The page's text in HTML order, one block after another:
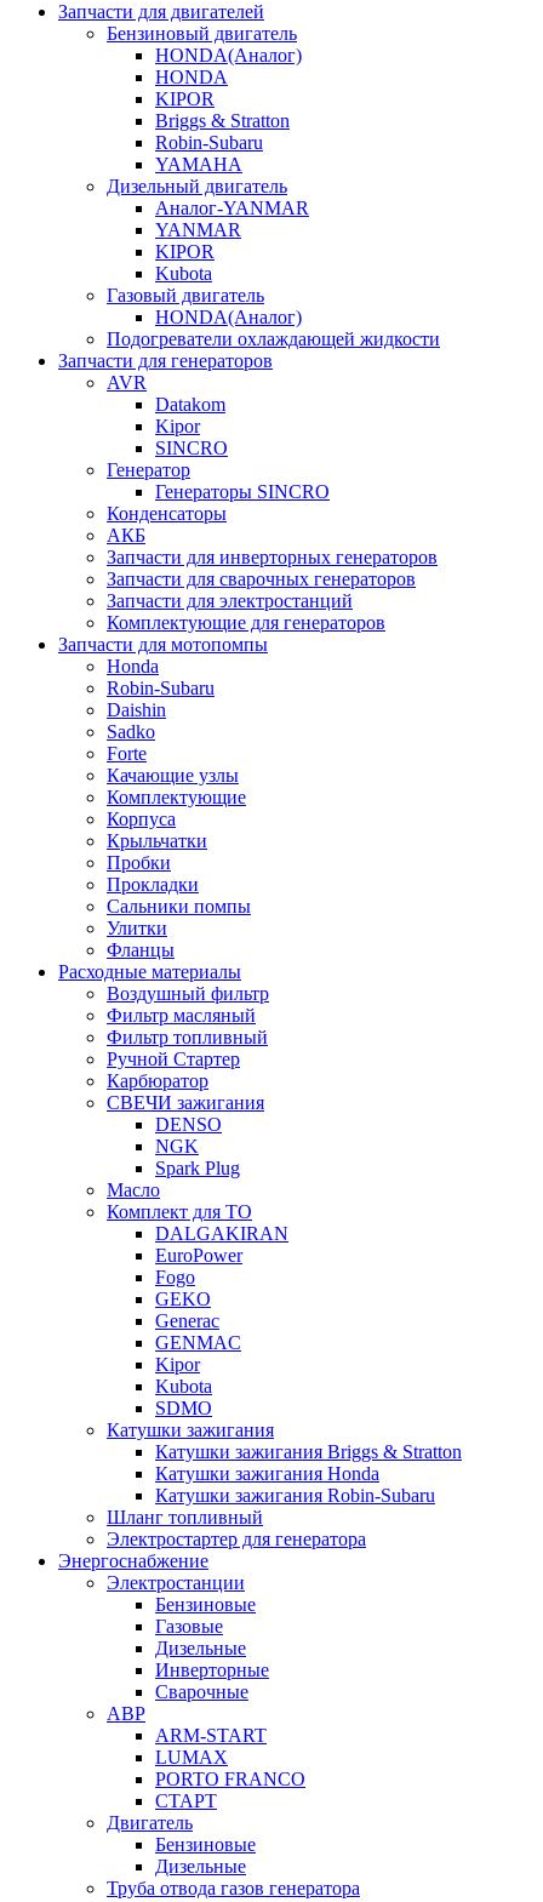
Запчасти для двигателей
Бензиновый двигатель
HONDA(Aналог)
HONDA
KIPOR
Briggs & Stratton
Robin-Subaru
YAMAHA
Дизельный двигатель
Аналог-YANMAR
YANMAR
KIPOR
Kubota
Газовый двигатель
HONDA(Aналог)
Подогреватели охлаждающей жидкости
Запчасти для генераторов
AVR
Datakom
Kipor
SINCRO
Генератор
Генераторы SINCRO
Конденсаторы
АКБ
Запчасти для инверторных генераторов
Запчасти для сварочных генераторов
Запчасти для электростанций
Комплектующие для генераторов
Запчасти для мотопомпы
Honda
Robin-Subaru
Daishin
Sadko
Forte
Качающие узлы
Комплектующие
Корпуса
Крыльчатки
Пробки
Прокладки
Сальники помпы
Улитки
Фланцы
Расходные материалы
Воздушный фильтр
Фильтр масляный
Фильтр топливный
Ручной Стартер
Карбюратор
СВЕЧИ зажигания
DENSO
NGK
Spark Plug
Масло
Комплект для ТО
DALGAKIRAN
EuroPower
Fogo
GEKO
Generac
GENMAC
Kipor
Kubota
SDMO
Катушки зажигания
Катушки зажигания Briggs & Stratton
Катушки зажигания Honda
Катушки зажигания Robin-Subaru
Шланг топливный
Электростартер для генератора
Энергоснабжение
Электростанции
Бензиновые
Газовые
Дизельные
Инверторные
Сварочные
АВР
ARM-START
LUMAX
PORTO FRANCO
СТАРТ
Двигатель
Бензиновые
Дизельные
Труба отвода газов генератора